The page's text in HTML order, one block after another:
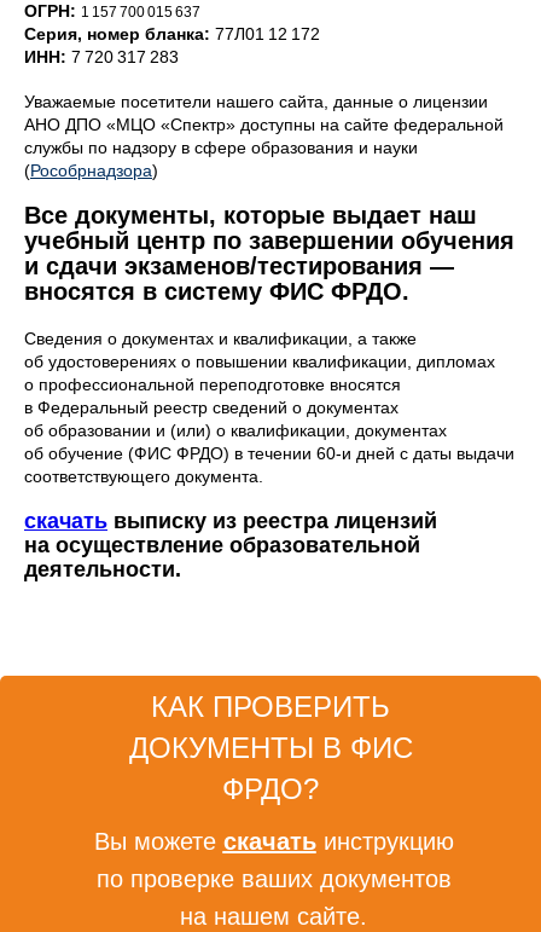
ОГРН: 1 157 700 015 637
Серия, номер бланка: 77Л01 12 172
ИНН: 7 720 317 283
Уважаемые посетители нашего сайта, данные о лицензии
АНО ДПО «МЦО «Спектр» доступны на сайте федеральной
службы по надзору в сфере образования и науки
(Рособрнадз ора)
Все документы, которые выдает наш
учебный центр по завершении обучения
и сдачи экзаменов/тестирования —
вносятся в систему ФИС ФРДО.
Сведения о документах и квалификации, а также
об удостоверениях о повышении квалификации, дипломах
о профессиональной переподготовке вносятся
в Федеральный реестр сведений о документах
об образовании и (или) о квалификации, документах
об обучение (ФИС ФРДО) в течении 60-и дней с даты выдачи
соответствующего документа.
скачать выписку из реестра лицензий
на осуществление образовательной
деятельности.
КАК ПРОВЕРИТЬ
ДОКУМЕНТЫ В ФИС
ФРДО?
Вы можете скачатьинструкцию
по проверке ваших документов
на нашем сайте.